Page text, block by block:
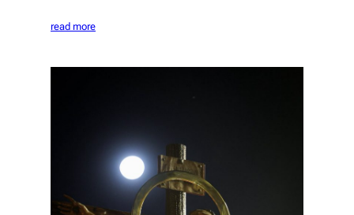
read more